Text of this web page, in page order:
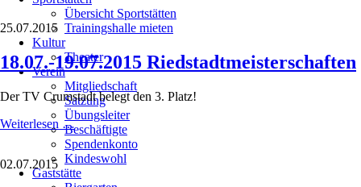
Übersicht Sportstätten
Trainingshalle mieten
Kultur
Theater
Verein
Mitgliedschaft
Satzung
Übungsleiter
Beschäftigte
Spendenkonto
Kindeswohl
Gaststätte
2015
25.07.2015
18.07.-19.07.2015 Riedstadtmeisterschaften
Der TV Crumstadt belegt den 3. Platz!
Weiterlesen …18.07.-19.07.2015
Riedstadtmeisterschaften
02.07.2015